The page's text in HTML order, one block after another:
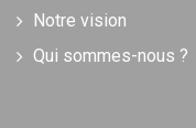
Notre vision
Qui sommes-nous ?